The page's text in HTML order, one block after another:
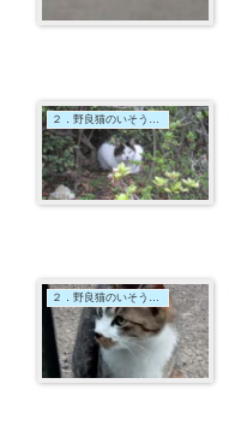
２．野良猫のいそうな場所はここ